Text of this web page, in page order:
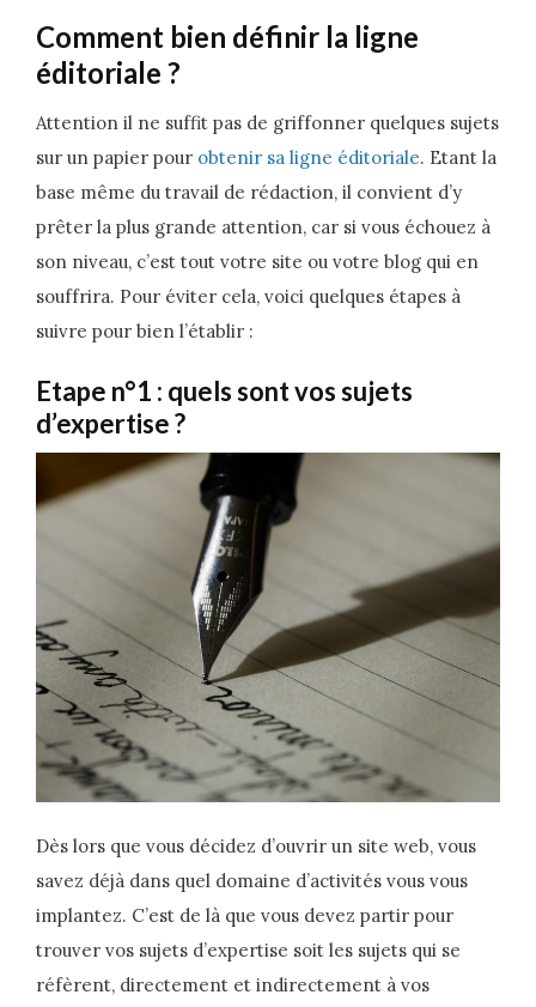
Comment bien définir la ligne
éditoriale ?
Attention il ne suffit pas de griffonner quelques sujets
sur un papier pour obtenir sa ligne éditoriale. Etant la
base même du travail de rédaction, il convient d’y
prêter la plus grande attention, car si vous échouez à
son niveau, c’est tout votre site ou votre blog qui en
souffrira. Pour éviter cela, voici quelques étapes à
suivre pour bien l’établir :
Etape n°1 : quels sont vos sujets
d’expertise ?
Dès lors que vous décidez d’ouvrir un site web, vous
savez déjà dans quel domaine d’activités vous vous
implantez. C’est de là que vous devez partir pour
trouver vos sujets d’expertise soit les sujets qui se
réfèrent, directement et indirectement à vos